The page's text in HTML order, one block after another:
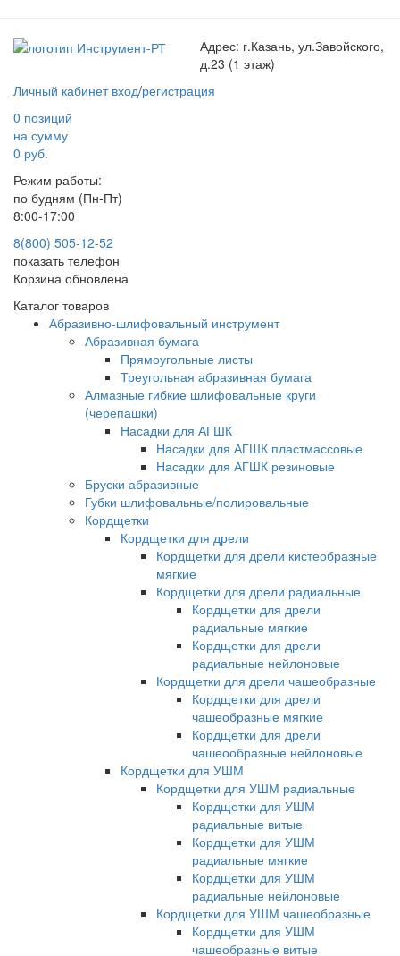
Адрес: г.Казань, ул.Завойского,
д.23 (1 этаж)
Личный кабинет вход/регистрация
0 позиций
на сумму
0 руб.
Режим работы:
по будням (Пн-Пт)
8:00-17:00
8(800) 505-12-52
показать телефон
Корзина обновлена
Каталог товаров
Абразивно-шлифовальный инструмент
Абразивная бумага
Прямоугольные листы
Треугольная абразивная бумага
Алмазные гибкие шлифовальные круги
(черепашки)
Насадки для АГШК
Насадки для АГШК пластмассовые
Насадки для АГШК резиновые
Бруски абразивные
Губки шлифовальные/полировальные
Кордщетки
Кордщетки для дрели
Кордщетки для дрели кистеобразные
мягкие
Кордщетки для дрели радиальные
Кордщетки для дрели
радиальные мягкие
Кордщетки для дрели
радиальные нейлоновые
Кордщетки для дрели чашеобразные
Кордщетки для дрели
чашеобразные мягкие
Кордщетки для дрели
чашеообразные нейлоновые
Кордщетки для УШМ
Кордщетки для УШМ радиальные
Кордщетки для УШМ
радиальные витые
Кордщетки для УШМ
радиальные мягкие
Кордщетки для УШМ
радиальные нейлоновые
Кордщетки для УШМ чашеобразные
Кордщетки для УШМ
чашеобразные витые